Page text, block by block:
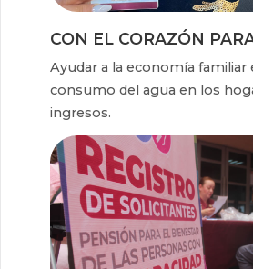
CON EL CORAZÓN
Ayudar a la economía familiar
consumo del agua en los
ingresos.